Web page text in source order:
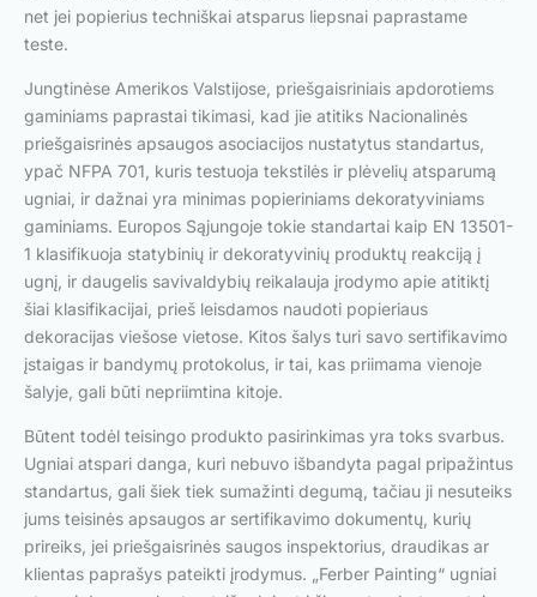
net jei popierius techniškai atsparus liepsnai paprastame
teste.
Jungtinėse Amerikos Valstijose, priešgaisriniais apdorotiems
gaminiams paprastai tikimasi, kad jie atitiks Nacionalinės
priešgaisrinės apsaugos asociacijos nustatytus standartus,
ypač NFPA 701, kuris testuoja tekstilės ir plėvelių atsparumą
ugniai, ir dažnai yra minimas popieriniams dekoratyviniams
gaminiams. Europos Sąjungoje tokie standartai kaip EN 13501-
1 klasifikuoja statybinių ir dekoratyvinių produktų reakciją į
ugnį, ir daugelis savivaldybių reikalauja įrodymo apie atitiktį
šiai klasifikacijai, prieš leisdamos naudoti popieriaus
dekoracijas viešose vietose. Kitos šalys turi savo sertifikavimo
įstaigas ir bandymų protokolus, ir tai, kas priimama vienoje
šalyje, gali būti nepriimtina kitoje.
Būtent todėl teisingo produkto pasirinkimas yra toks svarbus.
Ugniai atspari danga, kuri nebuvo išbandyta pagal pripažintus
standartus, gali šiek tiek sumažinti degumą, tačiau ji nesuteiks
jums teisinės apsaugos ar sertifikavimo dokumentų, kurių
prireiks, jei priešgaisrinės saugos inspektorius, draudikas ar
klientas paprašys pateikti įrodymus. „Ferber Painting“ ugniai